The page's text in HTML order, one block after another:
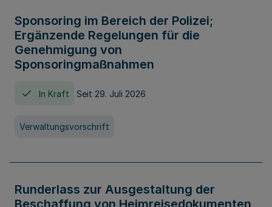
Sponsoring im Bereich der Polizei;
Ergänzende Regelungen für die
Genehmigung von
Sponsoringmaßnahmen
In Kraft Seit 29. Juli 2026
Verwaltungsvorschrift
Runderlass zur Ausgestaltung der
Beschaffung von Heimreisedokumenten